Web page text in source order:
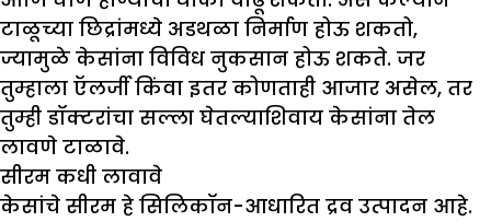
टाळूच्या छिद्रांमध्ये अडथळा निर्माण होऊ शकतो,
ज्यामुळे केसांना विविध नुकसान होऊ शकते. जर
तुम्हाला ऍलर्जी किंवा इतर कोणताही आजार असेल, तर
तुम्ही डॉक्टरांचा सल्ला घेतल्याशिवाय केसांना तेल
लावणे टाळावे.
सीरम कधी लावावे
केसांचे सीरम हे सिलिकॉन-आधारित द्रव उत्पादन आहे.